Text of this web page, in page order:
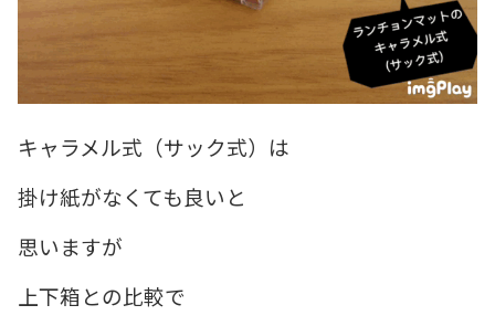
キャラメル式（サック式）は
掛け紙がなくても良いと
思いますが
上下箱との比較で